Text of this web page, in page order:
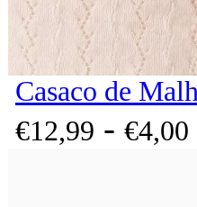
Casaco de
€12,99 - €4,00